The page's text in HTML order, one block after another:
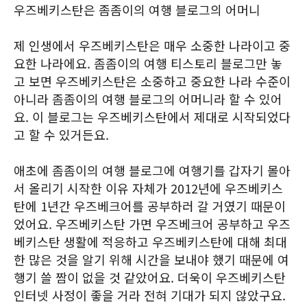
우즈베키스탄은 좀좀이의 여행 블로그의 어머니
제 인생에서 우즈베키스탄은 매우 소중한 나라이고 중
요한 나라에요. 좀좀이의 여행 티스토리 블로그만 놓
고 보면 우즈베키스탄은 소중하고 중요한 나라 수준이
아니라 좀좀이의 여행 블로그의 어머니라 할 수 있어
요. 이 블로그는 우즈베키스탄에서 제대로 시작되었다
고 할 수 있거든요.
애초에 좀좀이의 여행 블로그에 여행기를 갑자기 몰아
서 올리기 시작한 이유 자체가 2012년에 우즈베키스
탄에 1년간 우즈베크어를 공부하러 갈 거였기 때문이
었어요. 우즈베키스탄 가면 우즈베크어 공부하고 우즈
베키스탄 생활에 적응하고 우즈베키스탄에 대해 최대
한 많은 것을 알기 위해 시간을 보내야 했기 때문에 여
행기 쓸 짬이 없을 것 같았어요. 더욱이 우즈베키스탄
인터넷 사정이 좋을 거라 전혀 기대가 되지 않았구요.